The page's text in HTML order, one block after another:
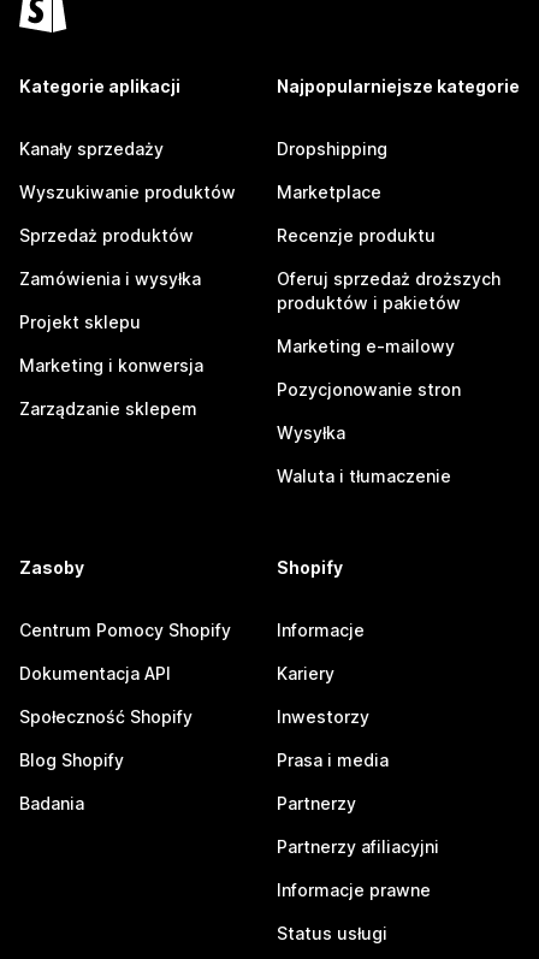
Kategorie aplikacji
Kanały sprzedaży
Wyszukiwanie produktów
Sprzedaż produktów
Zamówienia i wysyłka
Projekt sklepu
Marketing i konwersja
Zarządzanie sklepem
Najpopularniejsze kategorie
Dropshipping
Marketplace
Recenzje produktu
Oferuj sprzedaż droższych
produktów i pakietów
Marketing e-mailowy
Pozycjonowanie stron
Wysyłka
Waluta i tłumaczenie
Zasoby
Centrum Pomocy Shopify
Dokumentacja API
Społeczność Shopify
Blog Shopify
Badania
Shopify
Informacje
Kariery
Inwestorzy
Prasa i media
Partnerzy
Partnerzy afiliacyjni
Informacje prawne
Status usługi